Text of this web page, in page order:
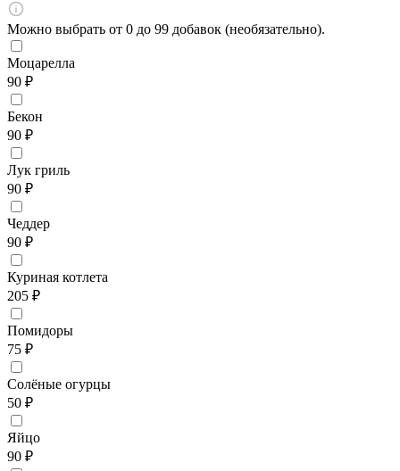
Можно выбрать от 0 до 99 добавок (необязательно).
Моцарелла
90 ₽
Бекон
90 ₽
Лук гриль
90 ₽
Чеддер
90 ₽
Куриная котлета
205 ₽
Помидоры
75 ₽
Солёные огурцы
50 ₽
Яйцо
90 ₽